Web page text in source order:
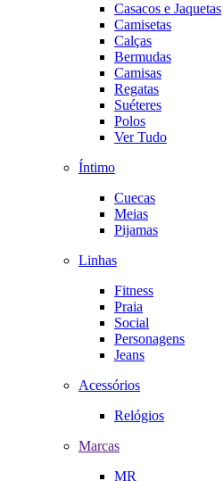
Casacos e Jaquetas
Camisetas
Calças
Bermudas
Camisas
Regatas
Suéteres
Polos
Ver Tudo
Íntimo
Cuecas
Meias
Pijamas
Linhas
Fitness
Praia
Social
Personagens
Jeans
Acessórios
Relógios
Marcas
MR